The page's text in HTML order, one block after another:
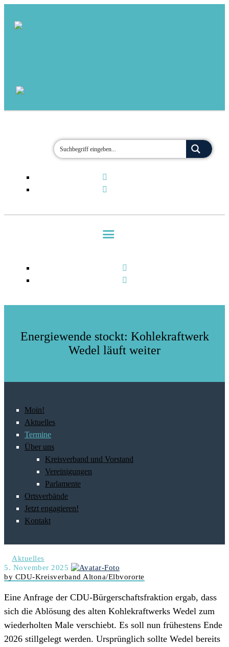
Energiewende stockt: Kohlekraftwerk
Wedel läuft weiter
Moin!
Aktuelles
Termine
Über uns
Kreisverband und Vorstand
Vereinigungen
Parlamente
Ortsverbände
Jetzt engagieren!
Kontakt
Aktuelles
5. November 2025
by CDU-Kreisverband Altona/Elbvororte
Eine Anfrage der CDU-Bürgerschaftsfraktion ergab, dass
sich die Ablösung des alten Kohlekraftwerks Wedel zum
wiederholten Male verschiebt. Es soll nun frühestens Ende
2026 stillgelegt werden. Ursprünglich sollte Wedel bereits